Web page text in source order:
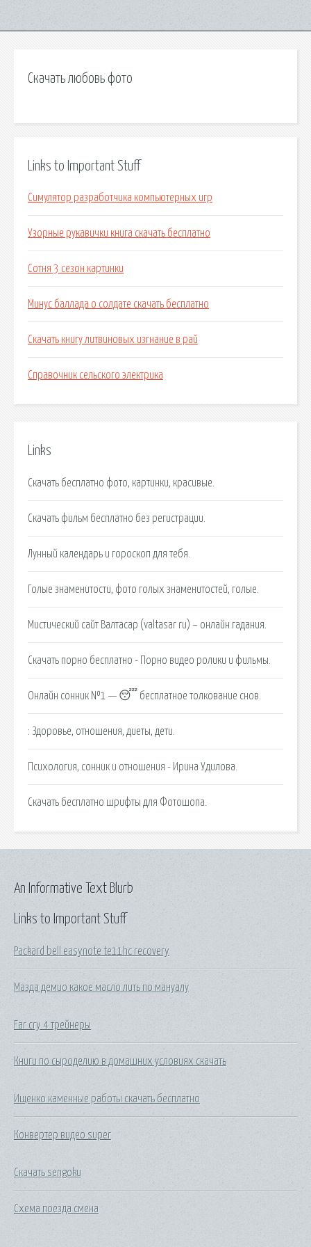
Скачать любовь фото
Links to Important Stuff
Симулятор разработчика компьютерных игр
Узорные рукавички книга скачать бесплатно
Сотня 3 сезон картинки
Минус баллада о солдате скачать бесплатно
Скачать книгу литвиновых изгнание в рай
Справочник сельского электрика
Links
Скачать бесплатно фото, картинки, красивые.
Cкачать фильм бесплатно без регистрации.
Лунный календарь и гороскоп для тебя.
Голые знаменитости, фото голых знаменитостей, голые.
Мистический сайт Валтасар (valtasar ru) – онлайн гадания.
Скачать порно бесплатно - Порно видео ролики и фильмы.
Онлайн сонник №1 — 😴 бесплатное толкование снов.
: Здоровье, отношения, диеты, дети.
Психология, сонник и отношения - Ирина Удилова.
Скачать бесплатно шрифты для Фотошопа.
Links to Important Stuff
Packard bell easynote te11hc recovery
Мазда демио какое масло лить по мануалу
Far cry 4 трейнеры
Книги по сыроделию в домашних условиях скачать
Ищенко каменные работы скачать бесплатно
Конвертер видео super
Скачать sengoku
Схема поезда смена
An Informative Text Blurb